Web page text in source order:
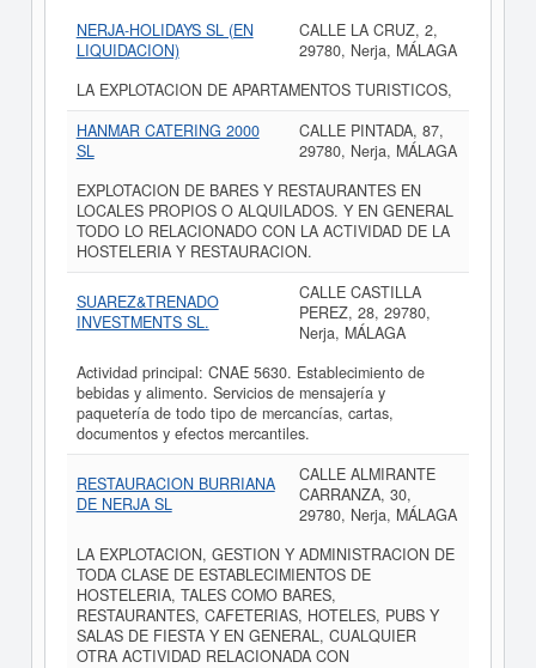
NERJA-HOLIDAYS SL (EN
LIQUIDACION)
CALLE LA CRUZ, 2,
29780, Nerja, MÁLAGA
LA EXPLOTACION DE APARTAMENTOS TURISTICOS,
HANMAR CATERING 2000
SL
CALLE PINTADA, 87,
29780, Nerja, MÁLAGA
EXPLOTACION DE BARES Y RESTAURANTES EN
LOCALES PROPIOS O ALQUILADOS. Y EN GENERAL
TODO LO RELACIONADO CON LA ACTIVIDAD DE LA
HOSTELERIA Y RESTAURACION.
SUAREZ&TRENADO
INVESTMENTS SL.
CALLE CASTILLA
PEREZ, 28, 29780,
Nerja, MÁLAGA
Actividad principal: CNAE 5630. Establecimiento de
bebidas y alimento. Servicios de mensajería y
paquetería de todo tipo de mercancías, cartas,
documentos y efectos mercantiles.
RESTAURACION BURRIANA
DE NERJA SL
CALLE ALMIRANTE
CARRANZA, 30,
29780, Nerja, MÁLAGA
LA EXPLOTACION, GESTION Y ADMINISTRACION DE
TODA CLASE DE ESTABLECIMIENTOS DE
HOSTELERIA, TALES COMO BARES,
RESTAURANTES, CAFETERIAS, HOTELES, PUBS Y
SALAS DE FIESTA Y EN GENERAL, CUALQUIER
OTRA ACTIVIDAD RELACIONADA CON